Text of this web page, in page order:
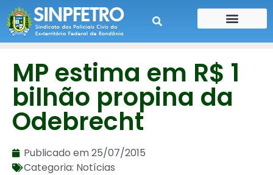
MP estima em R$ 1
bilhão propina da
Odebrecht
Publicado em25/07/2015
Categoria: Notícias